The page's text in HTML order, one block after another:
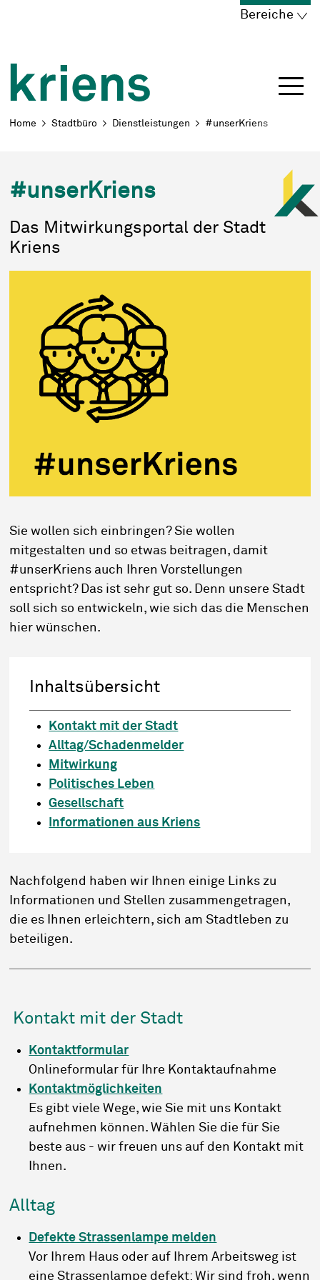
Navigieren in Kriens
Bereiche
Breadcrumb
Home Stadtbüro Dienstleistungen #unserKriens
#unserKriens
Das Mitwirkungsportal der Stadt
Kriens
Sie wollen sich einbringen? Sie wollen
mitgestalten und so etwas beitragen, damit
#unserKriens auch Ihren Vorstellungen
entspricht? Das ist sehr gut so. Denn unsere Stadt
soll sich so entwickeln, wie sich das die Menschen
hier wünschen.
Inhaltsübersicht
Kontakt mit der Stadt
Alltag/Schadenmelder
Mitwirkung
Politisches Leben
Gesellschaft
Informationen aus Kriens
Nachfolgend haben wir Ihnen einige Links zu
Informationen und Stellen zusammengetragen,
die es Ihnen erleichtern, sich am Stadtleben zu
beteiligen.
Kontakt mit der Stadt
Kontaktformular
Onlineformular für Ihre Kontaktaufnahme
Kontaktmöglichkeiten
Es gibt viele Wege, wie Sie mit uns Kontakt
aufnehmen können. Wählen Sie die für Sie
beste aus - wir freuen uns auf den Kontakt mit
Ihnen.
Alltag
Defekte Strassenlampe melden
Vor Ihrem Haus oder auf Ihrem Arbeitsweg ist
eine Strassenlampe defekt: Wir sind froh, wenn